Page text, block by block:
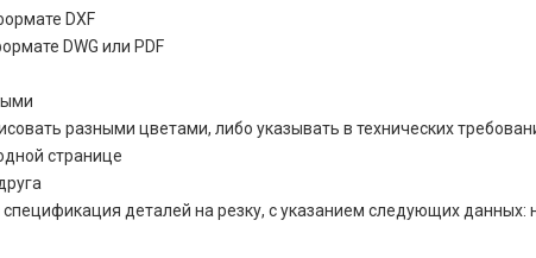
DXF
DWG или PDF
разными цветами, либо указывать в технических
странице
деталей на резку, с указанием следующих